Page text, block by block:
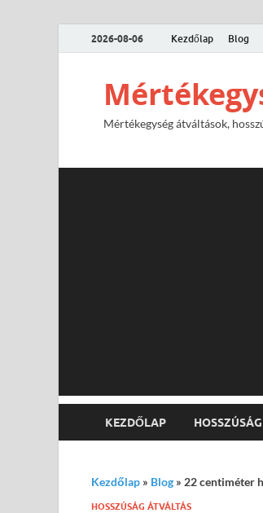
2026-08-06 Kezdőlap Blog
Mértékegység átváltások,
KEZDŐLAP
Kezdőlap » Blog » 22 centiméter
HOSSZÚSÁG ÁTVÁLTÁS